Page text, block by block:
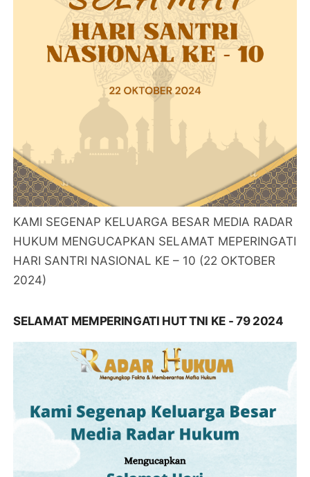
KAMI SEGENAP KELUARGA BESAR MEDIA RADAR
HUKUM MENGUCAPKAN SELAMAT MEPERINGATI
HARI SANTRI NASIONAL KE – 10 (22 OKTOBER
2024)
SELAMAT MEMPERINGATI HUT TNI KE - 79 2024